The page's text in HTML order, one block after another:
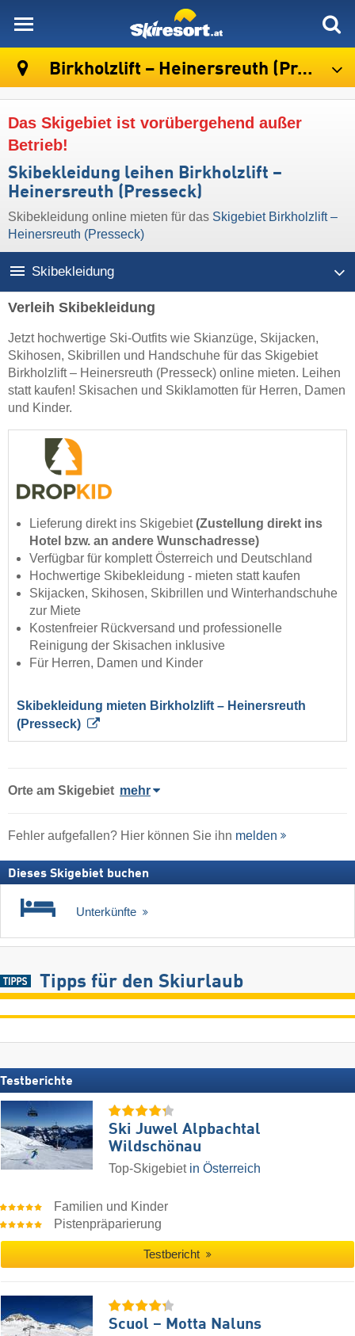
Birkholzlift – Heinersreuth (Presseck)
Das Skigebiet ist vorübergehend außer
Betrieb!
Skibekleidung leihen Birkholzlift –
Heinersreuth (Presseck)
Skibekleidung online mieten für das Skigebiet Birkholzlift –
Heinersreuth (Presseck)
Skibekleidung
Verleih Skibekleidung
Jetzt hochwertige Ski-Outfits wie Skianzüge, Skijacken,
Skihosen, Skibrillen und Handschuhe für das Skigebiet
Birkholzlift – Heinersreuth (Presseck) online mieten. Leihen
statt kaufen! Skisachen und Skiklamotten für Herren, Damen
und Kinder.
Lieferung direkt ins Skigebiet(Zustellung direkt ins
Hotel bzw. an andere Wunschadresse)
Verfügbar für komplett Österreich und Deutschland
Hochwertige Skibekleidung - mieten statt kaufen
Skijacken, Skihosen, Skibrillen und Winterhandschuhe
zur Miete
Kostenfreier Rückversand und professionelle
Reinigung der Skisachen inklusive
Für Herren, Damen und Kinder
Skibekleidung mieten Birkholzlift – Heinersreuth
(Presseck)
Orte am Skigebiet mehr
Fehler aufgefallen? Hier können Sie ihn melden
Dieses Skigebiet buchen
Unterkünfte
Tipps für den Skiurlaub
Testberichte
Ski Juwel Alpbachtal
Wildschönau
Top-Skigebiet in Österreich
Familien und Kinder
Pistenpräparierung
Testbericht
Scuol – Motta Naluns